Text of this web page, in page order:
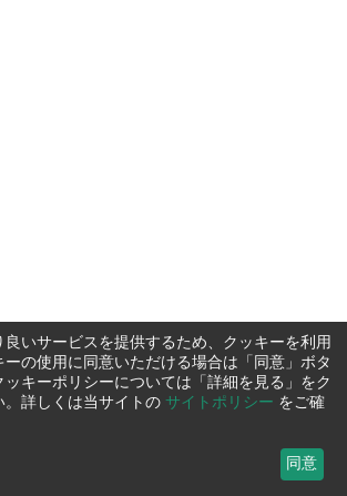
いサービスを提供するため、クッキーを利用
ーの使用に同意いただける場合は「同意」ボタ
ッキーポリシーについては「詳細を見る」をク
。詳しくは当サイトの サイトポリシー をご確
同意